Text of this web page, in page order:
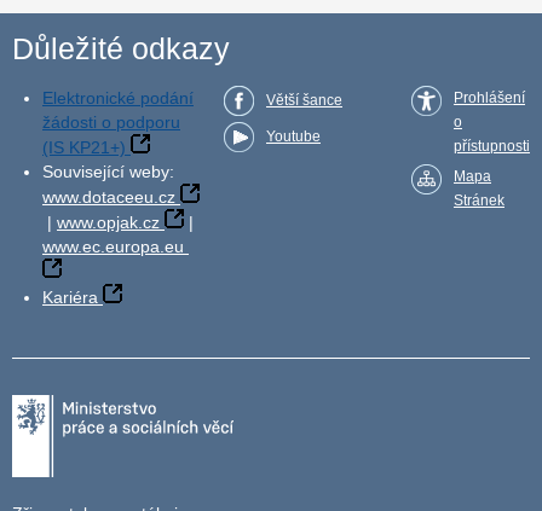
Důležité odkazy
Elektronické podání
žádosti o podporu
(IS KP21+)
Související weby:
www.dotaceeu.cz
| www.opjak.cz
|
www.ec.europa.eu
Kariéra
Větší šance
Youtube
Prohlášení
o
přístupnosti
Mapa
Stránek